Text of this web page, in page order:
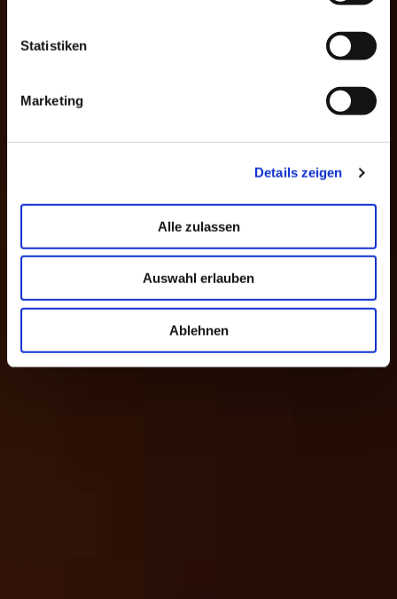
Statistiken
Marketing
Details zeigen
Alle zulassen
Auswahl erlauben
Ablehnen